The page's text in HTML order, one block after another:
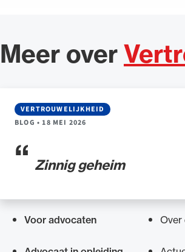
Meer over
Zinnig geheim
VERTROUWELIJKHEID
BLOG • 18 MEI 2026
Voor advocaten Over